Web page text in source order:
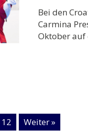
Bei den
Carmina
Oktober auf
12 Weiter »